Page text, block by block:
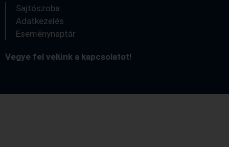
Sajtószoba
Adatkezelés
Eseménynaptár
Vegye fel velünk a kapcsolatot!